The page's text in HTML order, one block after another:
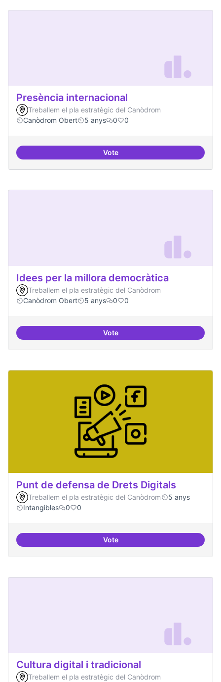
Presència internacional
Treballem el pla estratègic del Canòdrom
Canòdrom Obert
5 anys 0 0
VotePresència internacional
Idees per la millora democràtica
Treballem el pla estratègic del Canòdrom
Canòdrom Obert
5 anys 0 0
VoteIdees per la millora democràtica
Punt de defensa de Drets Digitals
Treballem el pla estratègic del Canòdrom
5 anys
Intangibles
0 0
VotePunt de defensa de Drets Digitals
Cultura digital i tradicional
Treballem el pla estratègic del Canòdrom